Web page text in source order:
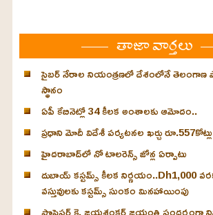
తాజా వార్తలు
సైబర్ నేరాల నియంత్రణలో దేశంలోనే తెలంగాణ
స్థానం
ఏపీ కేబినెట్లో 34 కీలక అంశాలకు ఆమోదం..
ప్రధాని మోదీ విదేశీ పర్యటనల ఖర్చు
హైదరాబాద్‌లో నో టాలరెన్స్ జోన్ల ఏర్పాటు
దుబాయ్ కస్టమ్స్ కీలక నిర్ణయం..Dh1,000
వస్తువులకు కస్టమ్స్ సుంకం మినహాయింపు